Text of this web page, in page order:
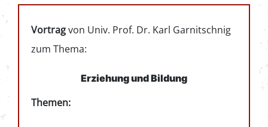
Vortragvon Univ. Prof. Dr. Karl Garnitschnig
zum Thema:
Erziehung und Bildung
Themen: